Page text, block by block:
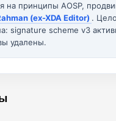
на принципы AOSP,
(ex-XDA Editor) .
signature scheme v3
удалены.